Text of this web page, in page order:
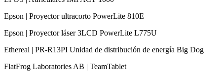
Epson | Proyector ultracorto PowerLite 810E
Epson | Proyector láser 3LCD PowerLite L775U
Ethereal | PR-R13PI Unidad de distribución de energía Big Dog
FlatFrog Laboratories AB | TeamTablet